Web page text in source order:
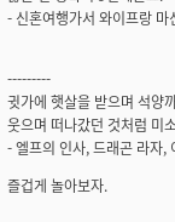
- 신혼여행가서 와이프랑
---------
귓가에 햇살을 받으며 석양
웃으며 떠나갔던 것처럼 미
- 엘프의 인사, 드래곤 라자,
즐겁게 놀아보자.